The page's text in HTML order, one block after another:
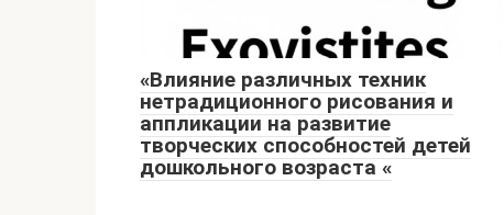
«Влияние различных техник
нетрадиционного рисования и
аппликации на развитие
творческих способностей детей
дошкольного возраста «